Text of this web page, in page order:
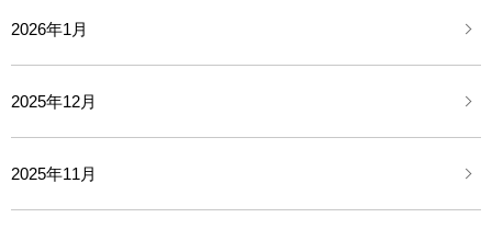
2026年1月
2025年12月
2025年11月